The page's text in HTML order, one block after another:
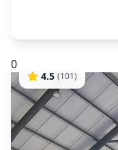
0
4.5 (101)